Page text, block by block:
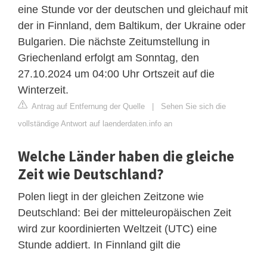
eine Stunde vor der deutschen und gleichauf mit
der in Finnland, dem Baltikum, der Ukraine oder
Bulgarien. Die nächste Zeitumstellung in
Griechenland erfolgt am Sonntag, den
27.10.2024 um 04:00 Uhr Ortszeit auf die
Winterzeit.
Antrag auf Entfernung der Quelle | Sehen Sie sich die
vollständige Antwort auf laenderdaten.info an
Welche Länder haben die gleiche
Zeit wie Deutschland?
Polen liegt in der gleichen Zeitzone wie
Deutschland: Bei der mitteleuropäischen Zeit
wird zur koordinierten Weltzeit (UTC) eine
Stunde addiert. In Finnland gilt die